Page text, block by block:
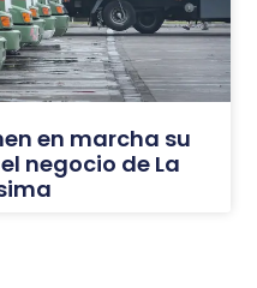
en marcha su
negocio de La